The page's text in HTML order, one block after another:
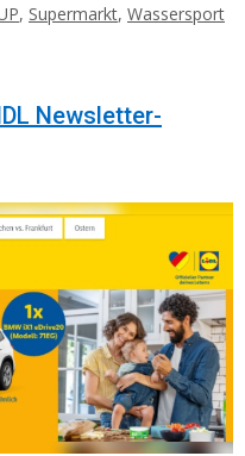
, Supermarkt, Wassersport
Newsletter-